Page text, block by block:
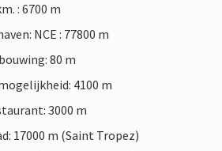
: 6700 m
NCE : 77800 m
80 m
4100 m
3000 m
17000 m (Saint Tropez)